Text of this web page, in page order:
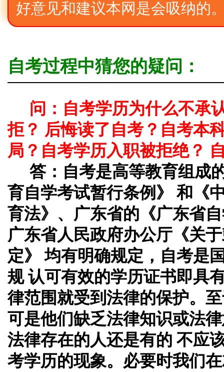
好意见和建议本网是会吸纳的
自考过程中猜您的疑问：
问：自考学历为什么不承
拒？ 后悔读了自考？自考本
局？自考学历入职被拒绝？
答： 自考是高等教育组成
育自学考试暂行条例》 和《
育法》、广东省的《广东省
广东省人民政府办公厅《关
定》 均有明确规定，自考是
规 认可有效的学历证书即具
律范围就受到法律的保护。
可是他们缺乏法律知识或法
法律存在的人还是有的 不应
考学历的现象。必要时我们